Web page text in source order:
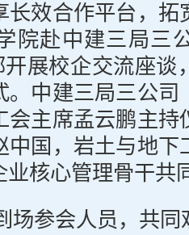
长效合作平台，拓
院赴中建三局三
开展校企交流座谈
。中建三局三公司
会主席孟云鹏主持
中国，岩土与地下
业核心管理骨干共
场参会人员，共